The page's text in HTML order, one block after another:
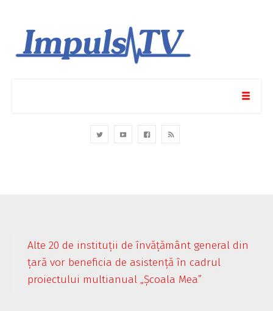
Alte 20 de instituții de învățământ general din
țară vor beneficia de asistență în cadrul
proiectului multianual „Școala Mea”